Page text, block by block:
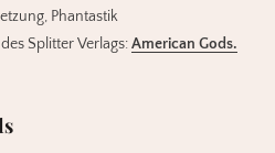
Phantastik
Splitter Verlags:American Gods.